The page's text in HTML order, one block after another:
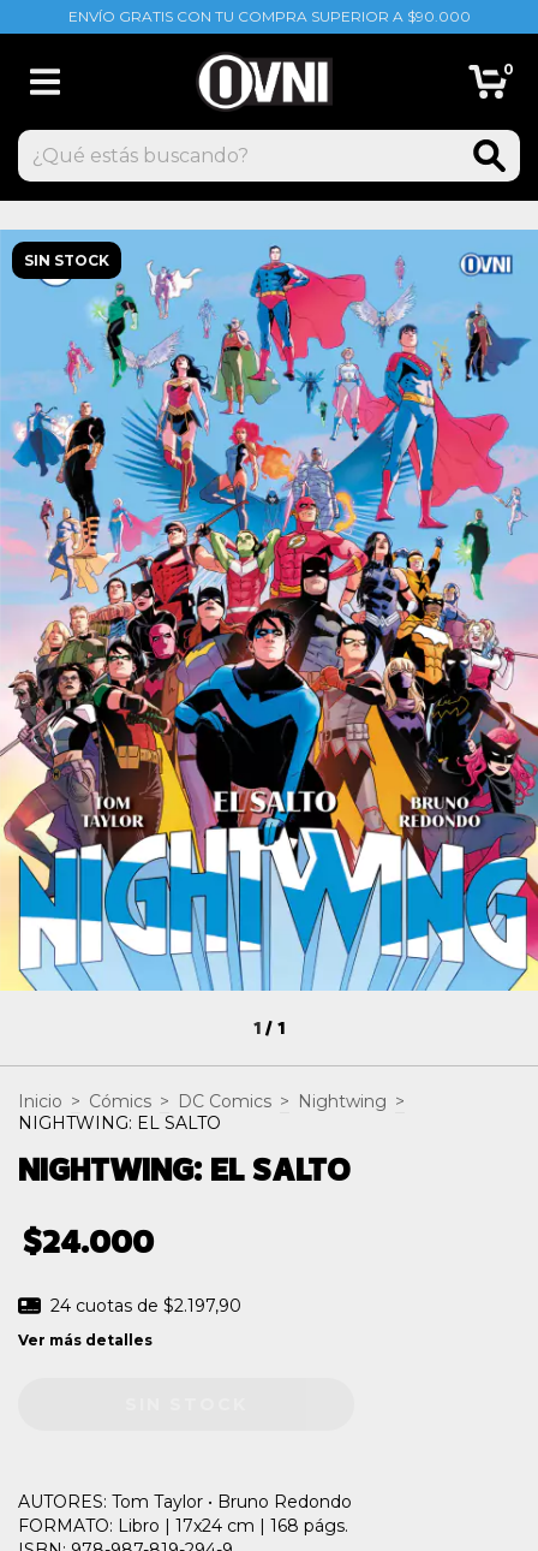
ENVÍO GRATIS CON TU COMPRA SUPERIOR A $90.000
0
SIN STOCK
1/1
Inicio > Cómics > DC Comics > Nightwing >
NIGHTWING: EL SALTO
NIGHTWING: EL SALTO
$24.000
24 cuotas de $2.197,90
Ver más detalles
AUTORES: Tom Taylor • Bruno Redondo
FORMATO: Libro | 17x24 cm | 168 págs.